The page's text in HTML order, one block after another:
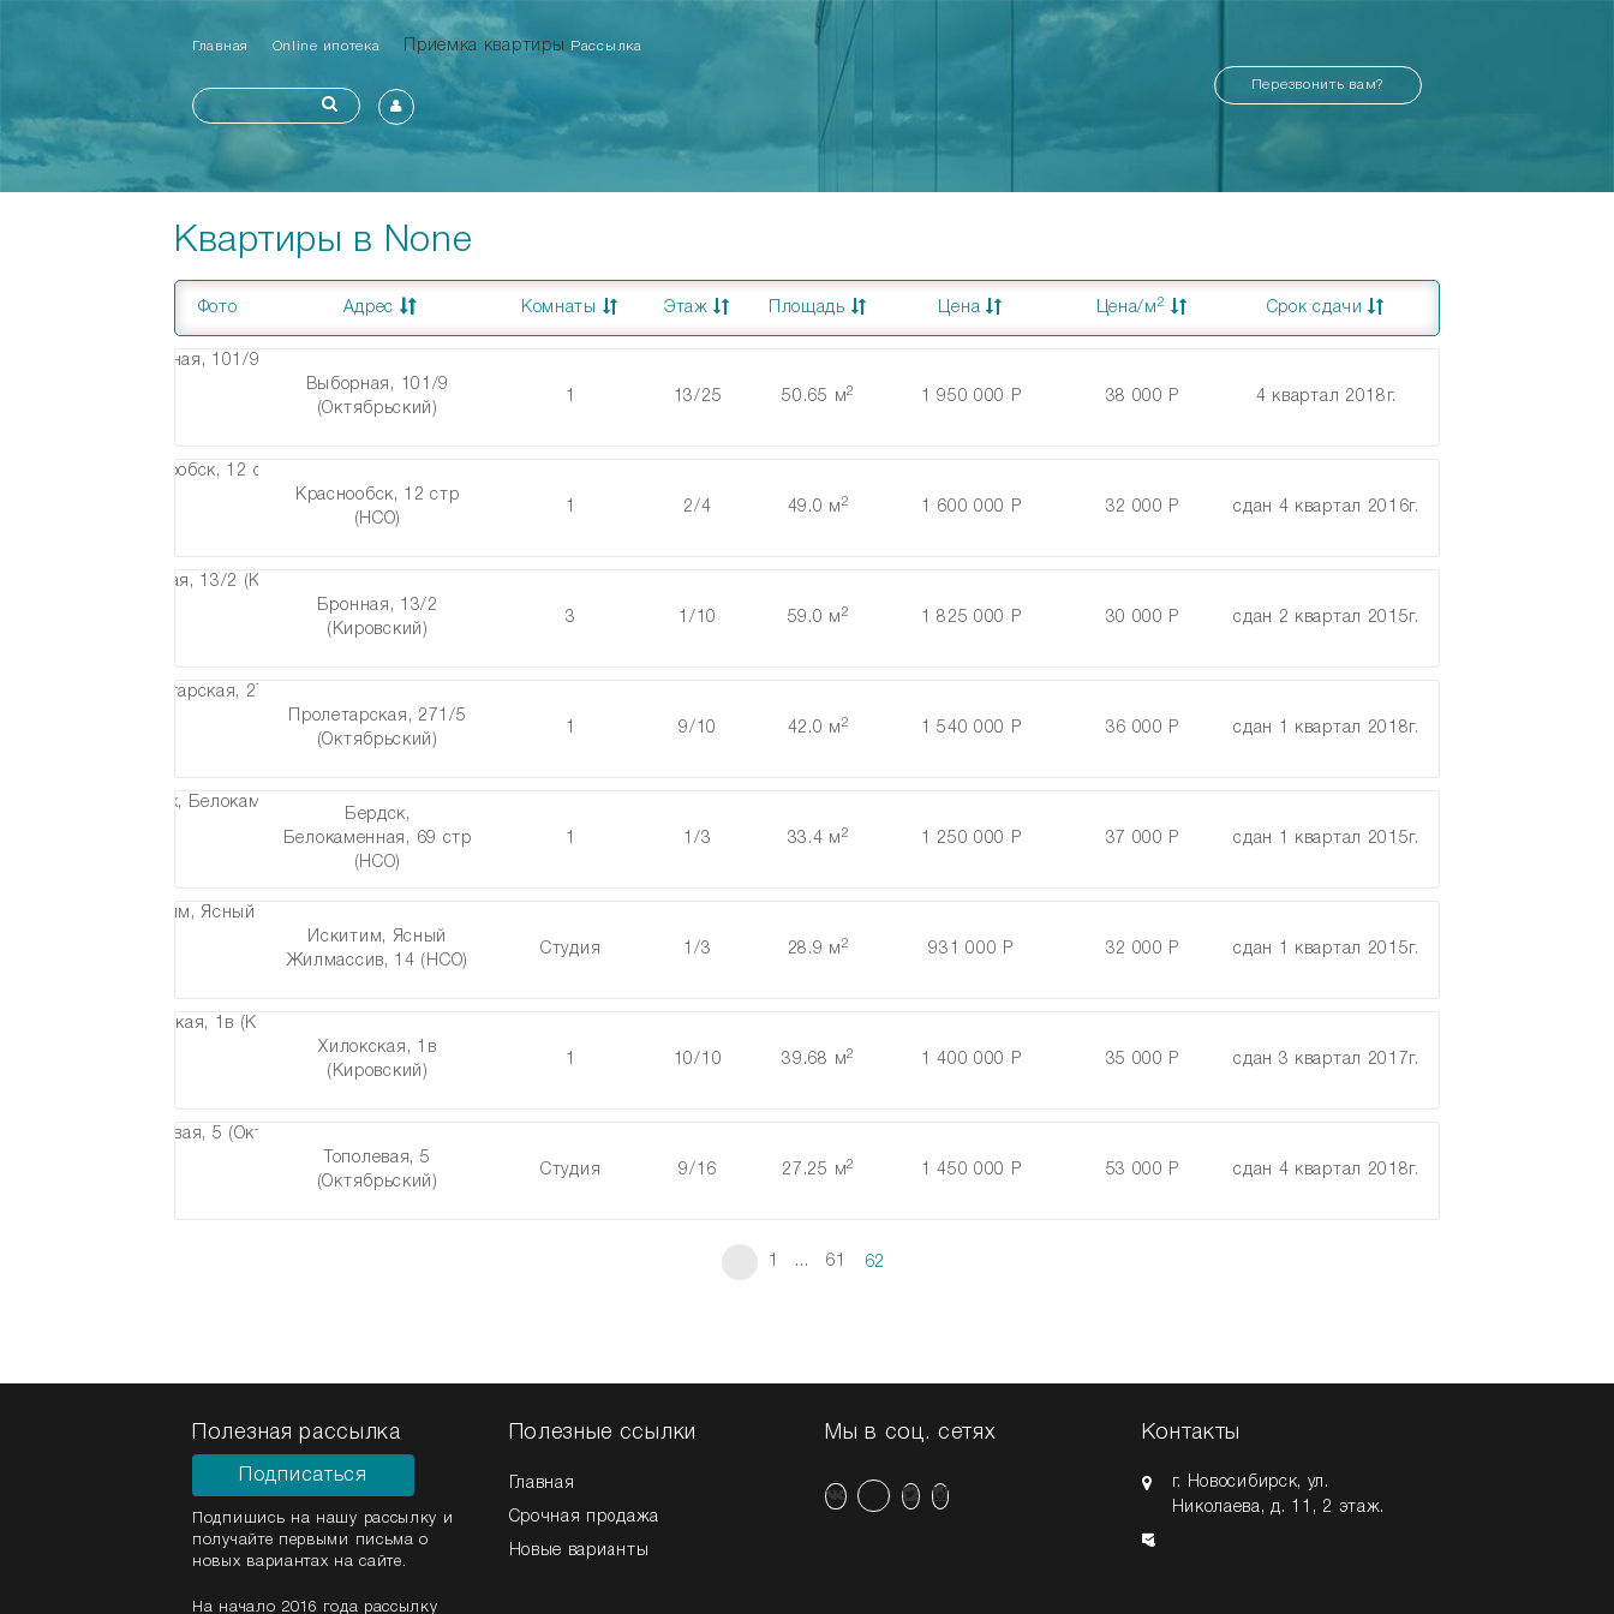
Главная Online ипотека Приемка квартиры Рассылка
Перезвонить вам?
Квартиры в None
Фото Адрес Комнаты Этаж Площадь Цена Цена/м 2 Срок сдачи
Выборная, 101/9
(Октябрьский)
1 13/25 50.65 м2 1 950 000 Р 38 000 Р 4 квартал 2018г.
Краснообск, 12 стр
(НСО)
1 2/4 49.0 м 2 1 600 000 Р 32 000 Р сдан 4 квартал 2016г.
Бронная, 13/2
(Кировский)
3 1/10 59.0 м 2 1 825 000 Р 30 000 Р сдан 2 квартал 2015г.
Пролетарская, 271/5
(Октябрьский)
1 9/10 42.0 м 2 1 540 000 Р 36 000 Р сдан 1 квартал 2018г.
Бердск,
Белокаменная, 69 стр
(НСО)
1 1/3 33.4 м 2 1 250 000 Р 37 000 Р сдан 1 квартал 2015г.
Искитим, Ясный
Жилмассив, 14 (НСО)
Студия 1/3 28.9 м 2 931 000 Р 32 000 Р сдан 1 квартал 2015г.
Хилокская, 1в
(Кировский)
1 10/10 39.68 м2 1 400 000 Р 35 000 Р сдан 3 квартал 2017г.
Тополевая, 5
(Октябрьский)
Студия 9/16 27.25 м2 1 450 000 Р 53 000 Р сдан 4 квартал 2018г.
1 ... 61 62
Полезная рассылка
Подписаться
Подпишись на нашу рассылку и
получайте первыми письма о
новых вариантах на сайте.
На начало 2016 года рассылку
Полезные ссылки
Главная
Срочная продажа
Новые варианты
Мы в соц. сетях Контакты
г. Новосибирск, ул.
Николаева, д. 11 , 2 этаж.